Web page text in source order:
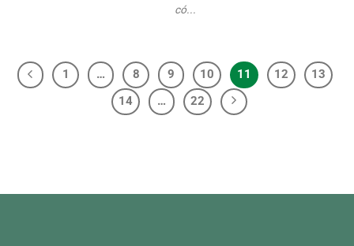
có...
1 … 8 9 10 11 12
13
14
… 22